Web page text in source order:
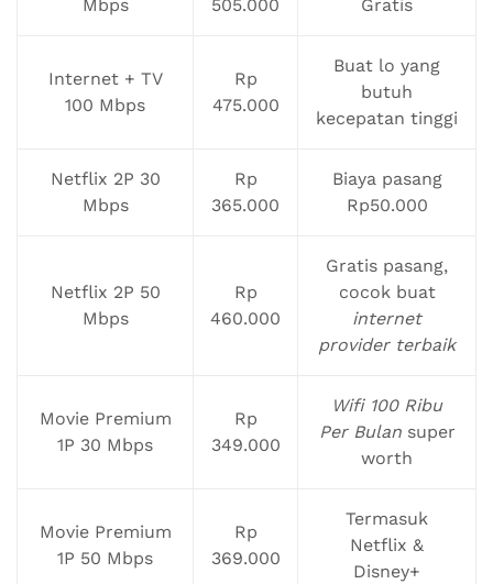
Mbps 505.000 Gratis
Internet + TV
100 Mbps
Rp
475.000
Buat lo yang
butuh
kecepatan tinggi
Netflix 2P 30
Mbps
Rp
365.000
Biaya pasang
Rp50.000
Netflix 2P 50
Mbps
Rp
460.000
Gratis pasang,
cocok buat
internet
provider terbaik
Movie Premium
1P 30 Mbps
Rp
349.000
Wifi 100 Ribu
Per Bulansuper
worth
Movie Premium
1P 50 Mbps
Rp
369.000
Termasuk
Netflix &
Disney+